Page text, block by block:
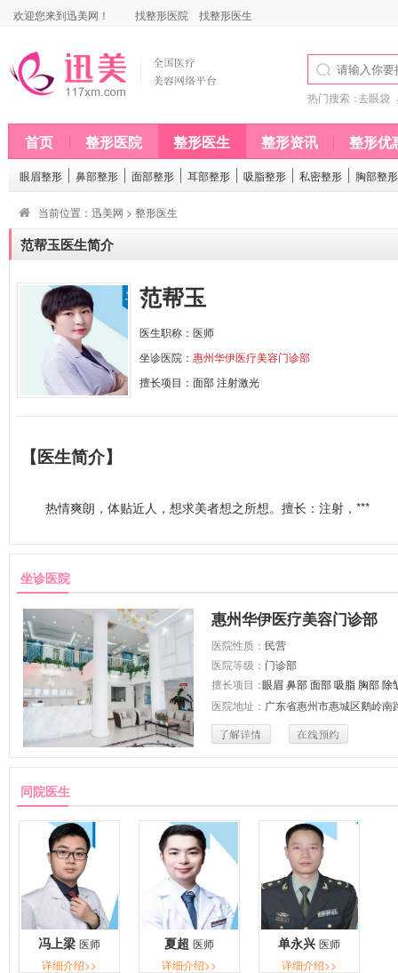
欢迎您来到迅美网！ 找整形医院 找整形医生
热门搜索：去眼袋
首页 整形医院 整形医生 整形资讯 整形优
眼眉整形 鼻部整形 面部整形 耳部整形 吸脂整形 私密整形 胸部整形
当前位置： 迅美网 > 整形医生
范帮玉医生简介
范帮玉
医生职称：医师
坐诊医院： 惠州华伊医疗美容门诊部
擅长项目： 面部注射激光
【医生简介】
热情爽朗，体贴近人，想求美者想之所想。擅长：注射，***
坐诊医院
惠州华伊医疗美容门诊部
医院性质： 民营
医院等级： 门诊部
擅长项目：眼眉鼻部面部吸脂 胸部除
医院地址： 广东省惠州市惠城区鹅岭南
同院医生
冯上梁 医师
详细介绍>>
夏超 医师
详细介绍>>
单永兴 医师
详细介绍>>